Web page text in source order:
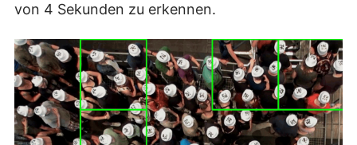
von 4 Sekunden zu erkennen.